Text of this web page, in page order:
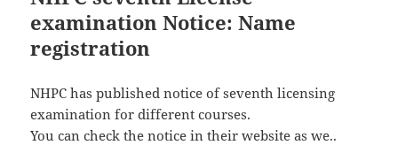
examination Notice: Name
registration
NHPC has published notice of seventh licensing
examination for different courses.
You can check the notice in their website as we..